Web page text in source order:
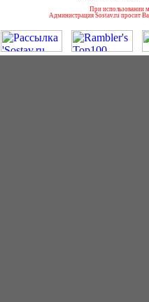
При использовании
Администрация Sostav.ru просит